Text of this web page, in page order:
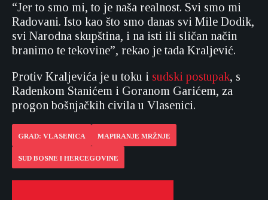
“Jer to smo mi, to je naša realnost. Svi smo mi
Radovani. Isto kao što smo danas svi Mile Dodik,
svi Narodna skupština, i na isti ili sličan način
branimo te tekovine”, rekao je tada Kraljević.
Protiv Kraljevića je u toku i sudski postupak, s
Radenkom Stanićem i Goranom Garićem, za
progon bošnjačkih civila u Vlasenici.
GRAD: VLASENICA MAPIRANJE MRŽNJE
SUD BOSNE I HERCEGOVINE